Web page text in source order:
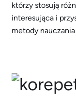
którzy stosują
interesująca i
metody